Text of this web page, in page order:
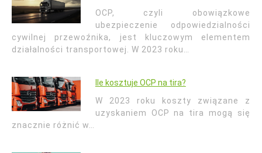
OCP, czyli obowiązkowe
ubezpieczenie odpowiedzialności
cywilnej przewoźnika, jest kluczowym elementem
działalności transportowej. W 2023 roku…
Ile kosztuje OCP na tira?
W 2023 roku koszty związane z
uzyskaniem OCP na tira mogą się
znacznie różnić w…